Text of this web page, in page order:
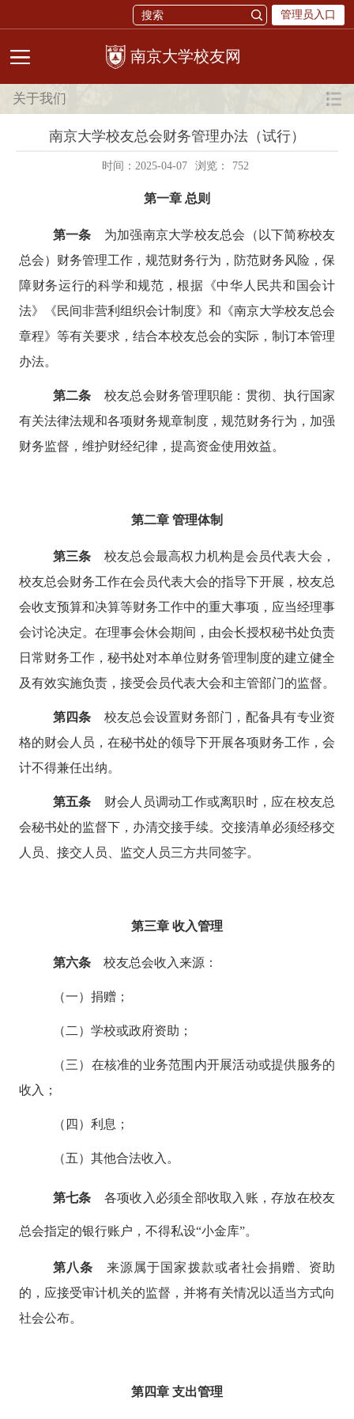
管理员入口
校友网
关于我们
南京大学校友总会财务管理办法（试行）
时间：2025-04-07 浏览： 752
第一章 总则
第一条 为加强南京大学校友总会（以下简称校友
总会）财务管理工作，规范财务行为，防范财务风险，保
障财务运行的科学和规范，根据《中华人民共和国会计
法》《民间非营利组织会计制度》和《南京大学校友总会
章程》等有关要求，结合本校友总会的实际，制订本管理
办法。
第二条 校友总会财务管理职能：贯彻、执行国家
有关法律法规和各项财务规章制度，规范财务行为，加强
财务监督，维护财经纪律，提高资金使用效益。
第二章 管理体制
第三条 校友总会最高权力机构是会员代表大会，
校友总会财务工作在会员代表大会的指导下开展，校友总
会收支预算和决算等财务工作中的重大事项，应当经理事
会讨论决定。在理事会休会期间，由会长授权秘书处负责
日常财务工作，秘书处对本单位财务管理制度的建立健全
及有效实施负责，接受会员代表大会和主管部门的监督。
第四条 校友总会设置财务部门，配备具有专业资
格的财会人员，在秘书处的领导下开展各项财务工作，会
计不得兼任出纳。
第五条 财会人员调动工作或离职时，应在校友总
会秘书处的监督下，办清交接手续。交接清单必须经移交
人员、接交人员、监交人员三方共同签字。
第三章 收入管理
第六条校友总会收入来源：
（一）捐赠；
（二）学校或政府资助；
（三）在核准的业务范围内开展活动或提供服务的
收入；
（四）利息；
（五）其他合法收入。
第七条 各项收入必须全部收取入账，存放在校友
总会指定的银行账户，不得私设“小金库”。
第八条 来源属于国家拨款或者社会捐赠、资助
的，应接受审计机关的监督，并将有关情况以适当方式向
社会公布。
第四章 支出管理